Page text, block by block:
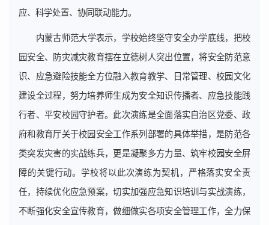
应、科学处置、协同联动能力。
内蒙古师范大学表示，学校始终坚守安全办学底线，把校
园安全、防灾减灾教育摆在立德树人突出位置，将安全防范意
识、应急避险技能全方位融入教育教学、日常管理、校园文化
建设全过程，努力培养师生成为安全知识传播者、应急技能践
行者、平安校园守护者。此次演练是全面落实自治区党委、政
府和教育厅关于校园安全工作系列部署的具体举措，是防范各
类突发灾害的实战练兵，更是凝聚多方力量、筑牢校园安全屏
障的关键行动。学校将以此次演练为契机，严格落实安全责
任，持续优化应急预案，切实加强应急知识培训与实战演练，
不断强化安全宣传教育，做细做实各项安全管理工作，全力保